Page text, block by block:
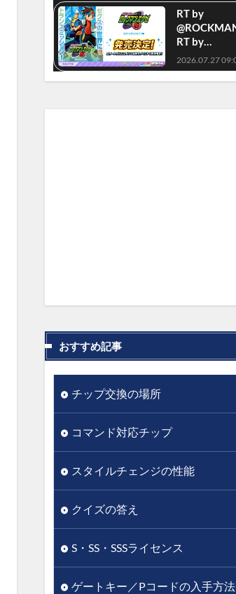
おすすめ記事
チップ交換の場所
コマンド対応チップ
スタイルチェンジの性能
クイズの答え
S・SS・SSSライセンス
ゲートキー／Pコードの入手方法